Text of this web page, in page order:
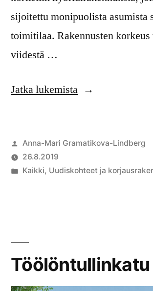
sijoitettu monipuolista asumista
toimitilaa. Rakennusten korkeus
viidestä …
Jatka lukemista
Anna-Mari Gramatikova-Lindberg
26.8.2019
Kaikki, Uudiskohteet ja
Töölöntullinkatu